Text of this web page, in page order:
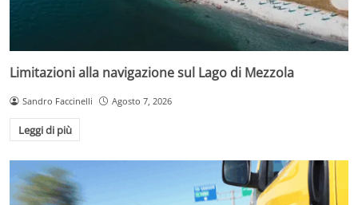
Limitazioni alla navigazione sul Lago di Mezzola
Sandro Faccinelli Agosto 7, 2026
Leggi di più